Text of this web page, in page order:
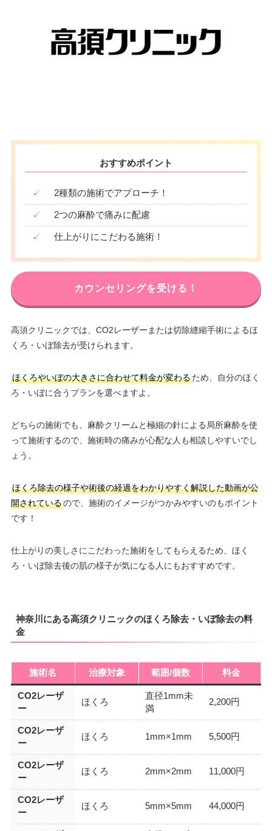
おすすめポイント
✓ 2種類の施術でアプローチ！
✓ 2つの麻酔で痛みに配慮
✓ 仕上がりにこだわる施術！
カウンセリングを受ける！
高須クリニックでは、CO2レーザーまたは切除縫縮手術によるほ
くろ・いぼ除去が受けられます。
ほくろやいぼの大きさに合わせて料金が変わるため、自分のほく
ろ・いぼに合うプランを選べますよ。
どちらの施術でも、麻酔クリームと極細の針による局所麻酔を使
って施術するので、施術時の痛みが心配な人も相談しやすいでし
ょう。
ほくろ除去の様子や術後の経過をわかりやすく解説した動画が公
開されているので、施術のイメージがつかみやすいのもポイント
です！
仕上がりの美しさにこだわった施術をしてもらえるため、ほく
ろ・いぼ除去後の肌の様子が気になる人にもおすすめです。
神奈川にある高須クリニックのほくろ除去・いぼ除去の料
金
施術名 治療対象 範囲/個数 料金
CO2レーザ
ー
ほくろ
直径1mm未
満
2,200円
CO2レーザ
ー
ほくろ 1mm×1mm 5,500円
CO2レーザ
ー
ほくろ 2mm×2mm 11,000円
CO2レーザ
ー
ほくろ 5mm×5mm 44,000円